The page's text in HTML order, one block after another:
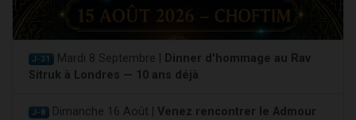
J-31 Mardi 8 Septembre |
Dinner d'hommage au Rav
Sitruk à Londres — 10 ans déjà
J-8 Dimanche 16 Août | Venez rencontrer le Admour